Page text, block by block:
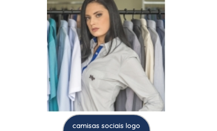
camisas sociais logo